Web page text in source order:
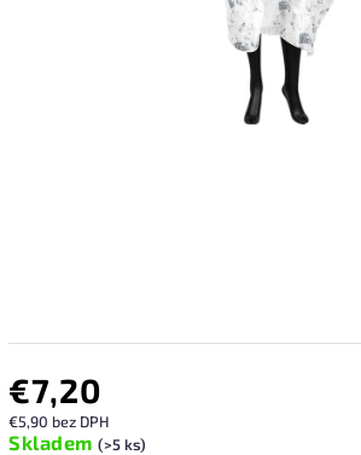
€7,20
€5,90 bez DPH
Skladem (>5 ks)